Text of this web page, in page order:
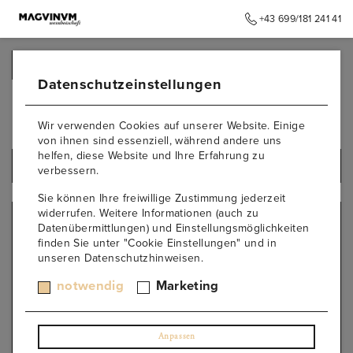
+43 699/181 241 41
Riesling
REBSORTE
Albarino
Moscato
Malvasier
Manzoni Rosso
Barbera
Boal Branco
Datenschutzeinstellungen
Wir verwenden Cookies auf unserer Website. Einige
von ihnen sind essenziell, während andere uns
helfen, diese Website und Ihre Erfahrung zu
verbessern.
Sie können Ihre freiwillige Zustimmung jederzeit
widerrufen. Weitere Informationen (auch zu
Datenübermittlungen) und Einstellungsmöglichkeiten
finden Sie unter "Cookie Einstellungen" und in
unseren Datenschutzhinweisen.
notwendig Marketing
Anpassen